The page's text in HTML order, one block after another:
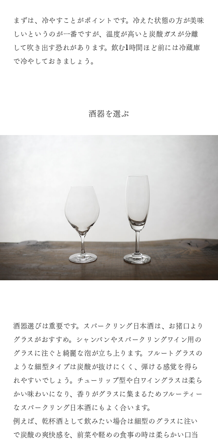
まずは、冷やすことがポイントです。冷えた状態の方が美味
しいというのが一番ですが、温度が高いと炭酸ガスが分離
して吹き出す恐れがあります。飲む1時間ほど前には冷蔵庫
で冷やしておきましょう。
酒器を選ぶ
酒器選びは重要です。スパークリング日本酒は、お猪口より
グラスがおすすめ。シャンパンやスパークリングワイン用の
グラスに注ぐと綺麗な泡が立ち上ります。フルートグラスの
ような細型タイプは炭酸が抜けにくく、弾ける感覚を得ら
れやすいでしょう。チューリップ型や白ワイングラスは柔ら
かい味わいになり、香りがグラスに集まるためフルーティー
なスパークリング日本酒にもよく合います。
例えば、乾杯酒として飲みたい場合は細型のグラスに注い
で炭酸の爽快感を、前菜や軽めの食事の時は柔らかい口当